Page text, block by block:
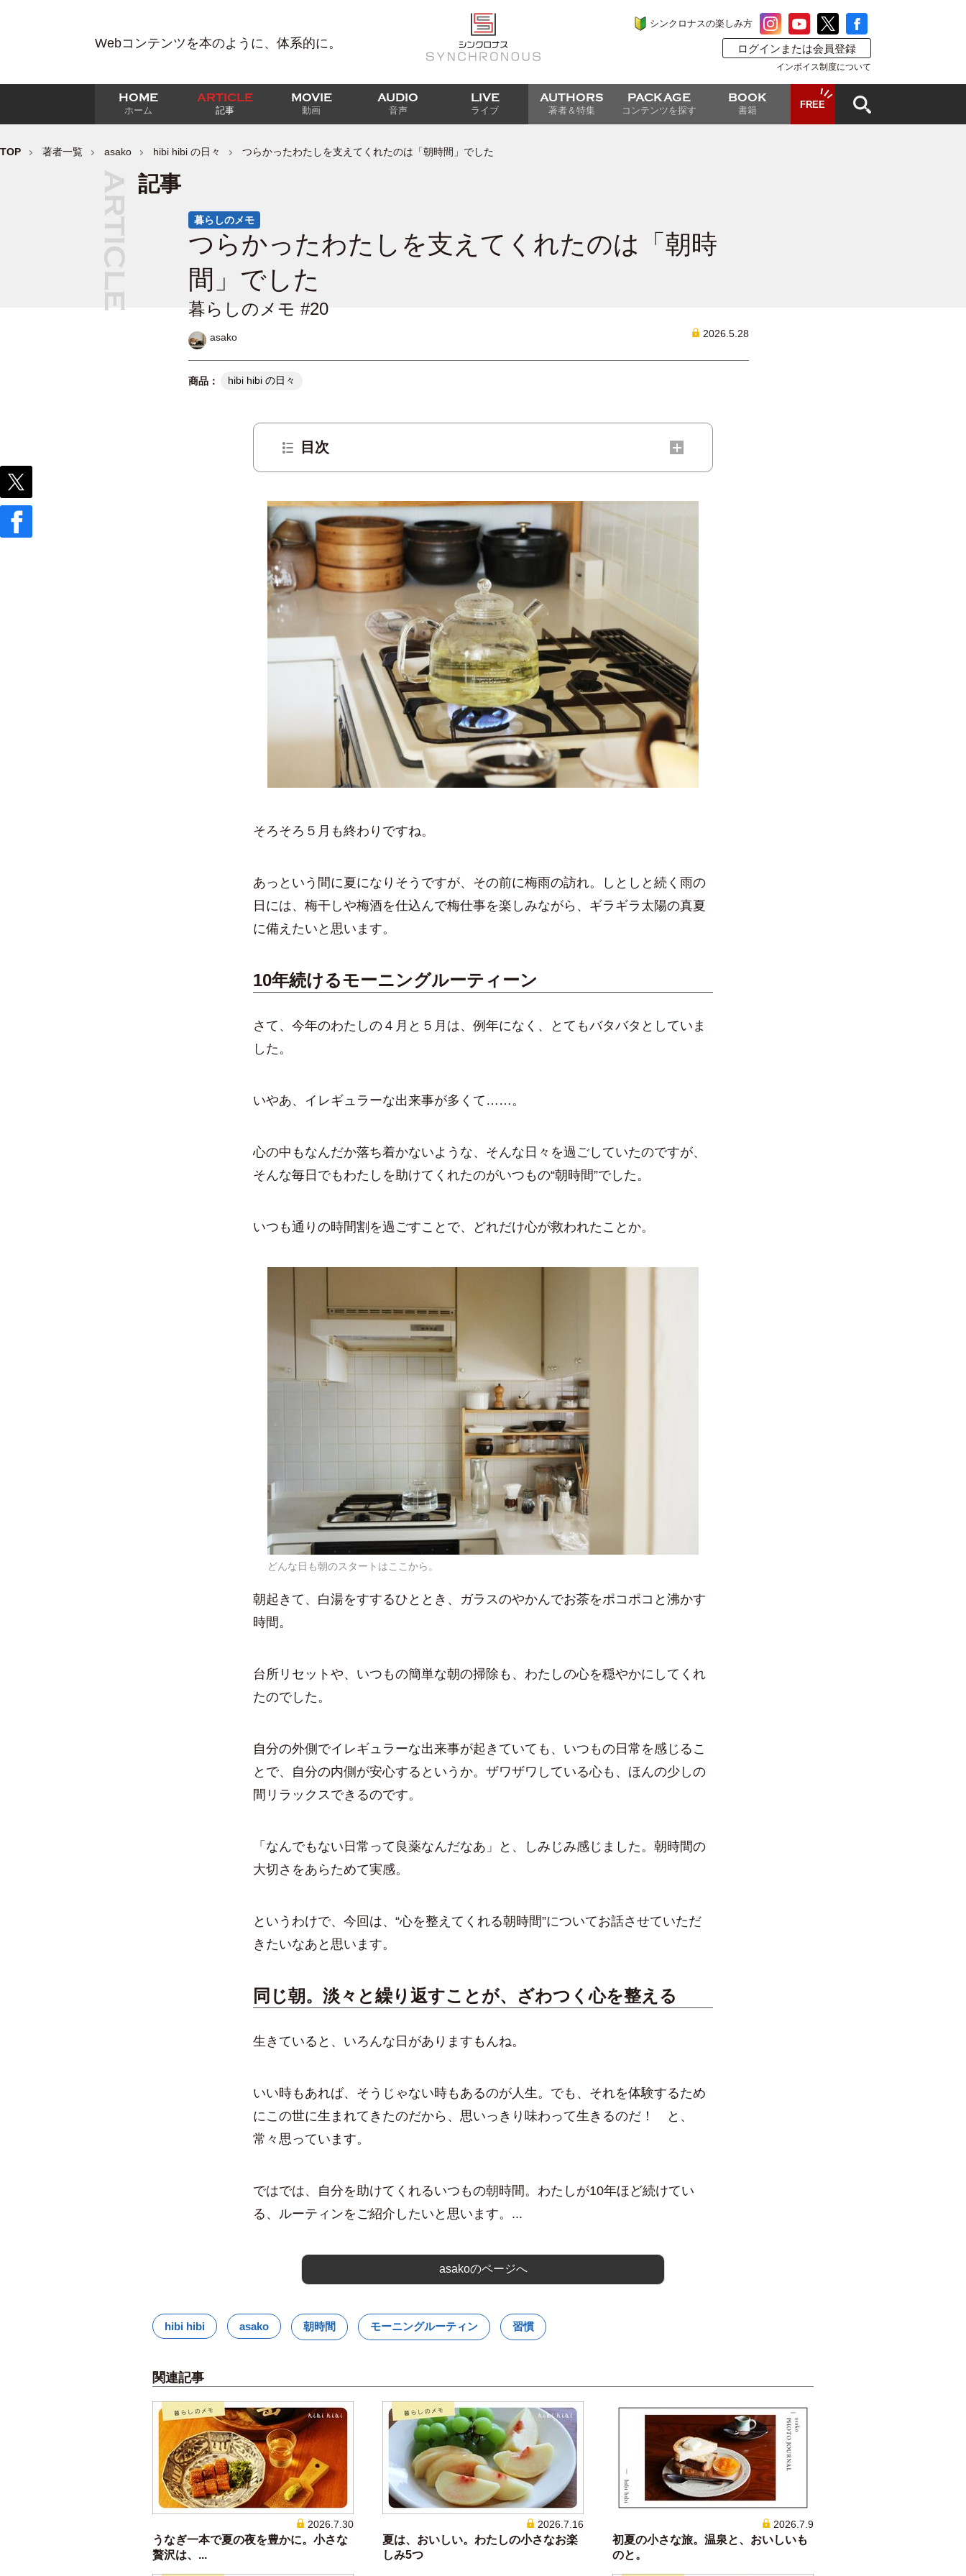
Webコンテンツを本のように、体系的に。
シンクロナスの楽しみ方
ログインまたは会員登録
インボイス制度について
HOME
ホーム
ARTICLE
記事
MOVIE
動画
AUDIO
音声
LIVE
ライブ
AUTHORS
著者＆特集
PACKAGE
コンテンツを探す
BOOK
書籍
FREE
TOP 著者一覧 asako hibi hibi の日々 つらかったわたしを支えてくれたのは「朝時間」でした
記事
暮らしのメモ
つらかったわたしを支えてくれたのは「朝時
間」でした
暮らしのメモ #20
asako 2026.5.28
hibi hibi の日々
目次
同じ朝。淡々と繰り返すことが、ざわつく心を整える
白湯づくり
寝室リセット
朝のお茶づくり
台所リセット
そろそろ５月も終わりですね。
あっという間に夏になりそうですが、その前に梅雨の訪れ。しとしと続く雨の
日には、梅干しや梅酒を仕込んで梅仕事を楽しみながら、ギラギラ太陽の真夏
に備えたいと思います。
10年続けるモーニングルーティーン
さて、今年のわたしの４月と５月は、例年になく、とてもバタバタとしていま
した。
いやあ、イレギュラーな出来事が多くて……。
心の中もなんだか落ち着かないような、そんな日々を過ごしていたのですが、
そんな毎日でもわたしを助けてくれたのがいつもの“朝時間”でした。
いつも通りの時間割を過ごすことで、どれだけ心が救われたことか。
どんな日も朝のスタートはここから。
朝起きて、白湯をすするひととき、ガラスのやかんでお茶をポコポコと沸かす
時間。
台所リセットや、いつもの簡単な朝の掃除も、わたしの心を穏やかにしてくれ
たのでした。
自分の外側でイレギュラーな出来事が起きていても、いつもの日常を感じるこ
とで、自分の内側が安心するというか。ザワザワしている心も、ほんの少しの
間リラックスできるのです。
「なんでもない日常って良薬なんだなあ」と、しみじみ感じました。朝時間の
大切さをあらためて実感。
というわけで、今回は、“心を整えてくれる朝時間”についてお話させていただ
きたいなあと思います。
同じ朝。淡々と繰り返すことが、ざわつく心を整える
生きていると、いろんな日がありますもんね。
いい時もあれば、そうじゃない時もあるのが人生。でも、それを体験するため
にこの世に生まれてきたのだから、思いっきり味わって生きるのだ！ と、
常々思っています。
ではでは、自分を助けてくれるいつもの朝時間。わたしが10年ほど続けてい
る、ルーティンをご紹介したいと思います。...
asakoのページへ
hibi hibi asako 朝時間 モーニングルーティン 習慣
関連記事
2026.7.30
うなぎ一本で夏の夜を豊かに。小さな
贅沢は、...
2026.7.16
夏は、おいしい。わたしの小さなお楽
しみ5つ
2026.7.9
初夏の小さな旅。温泉と、おいしいも
のと。